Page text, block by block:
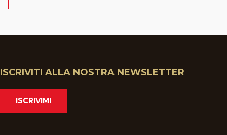
ISCRIVITI ALLA NOSTRA NEWSLETTER
ISCRIVIMI